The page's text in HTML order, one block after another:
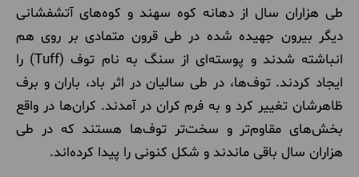
طی هزاران سال از دهانه کوه سهند و کوه‌های آتشفشانی
دیگر بیرون جهیده شده در طی قرون متمادی بر روی هم
انباشته شدند و پوسته‌ای از سنگ به نام توف (Tuff) را
ایجاد کردند. توف‌ها، در طی سالیان در اثر باد، باران و برف
ظاهرشان تغییر کرد و به فرم کران در آمدند. کران‌ها در واقع
بخش‌های مقاوم‌تر و سخت‌تر توف‌ها هستند که در طی
هزاران سال باقی ماندند و شکل کنونی را پیدا کرده‌اند.